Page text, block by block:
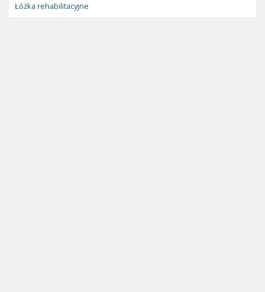
Łóżka rehabilitacyjne